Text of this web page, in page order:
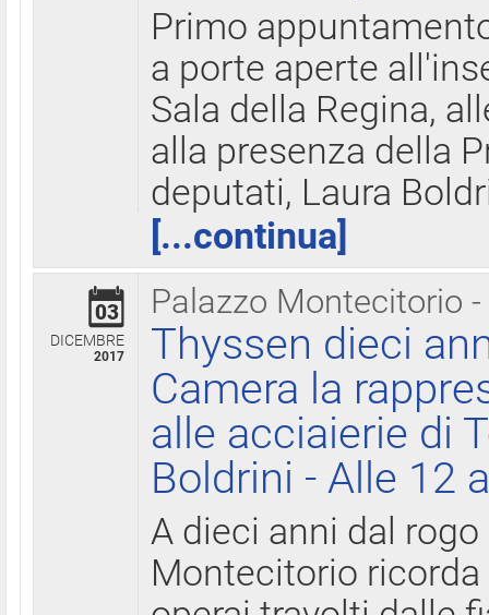
Primo
a porte aperte
Sala della Regina,
alla presenza della
deputati, Laura
[...continua]
Palazzo Montecitorio
03
DICEMBRE
2017
Thyssen dieci
Camera la
alle acciaierie di
Boldrini - Alle 12
A dieci anni dal
Montecitorio